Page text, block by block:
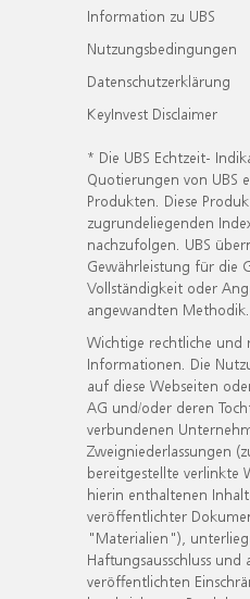
Information zu UBS
Nutzungsbedingungen
Datenschutzerklärung
KeyInvest Disclaimer
* Die UBS Echtzeit-
Quotierungen von UBS
Produkten. Diese
zugrundeliegenden
nachzufolgen. UBS
Gewährleistung für die
Vollständigkeit oder
angewandten Methodik.
Wichtige rechtliche und
Informationen. Die
auf diese Webseiten
AG und/oder deren
verbundenen
Zweigniederlassungen
bereitgestellte verlinkte
hierin enthaltenen
veröffentlichter
"Materialien"),
Haftungsausschluss und
veröffentlichten